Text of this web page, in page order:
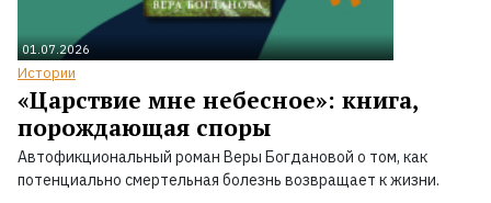
01.07.2026
Истории
«Царствие мне небесное»: книга,
порождающая споры
Автофикциональный роман Веры Богдановой о том, как
потенциально смертельная болезнь возвращает к жизни.